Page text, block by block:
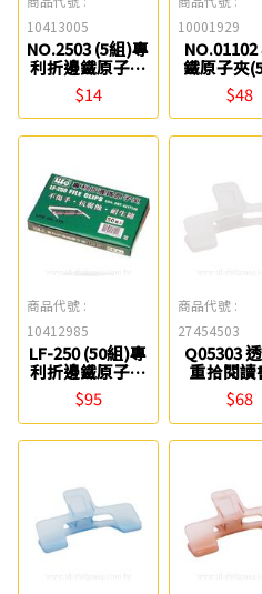
10413005
NO.2503 (5組)專
利折邊鐵原子夾
Life
$14
10001929
鐵原子夾
ABEL
$48
商品代號 :
10412985
LF-250 (50組)專
利折邊鐵原子夾
Life
$95
商品代號 :
27454503
Q05303
重拾閱讀
ABEL力
$68